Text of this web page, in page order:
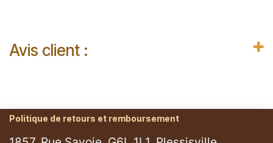
Avis client :
Politique de retours et remboursement